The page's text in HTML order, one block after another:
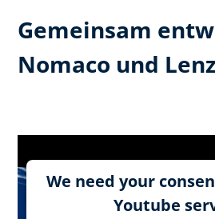
Gemeinsam
Nomaco und
We need your
Youtube